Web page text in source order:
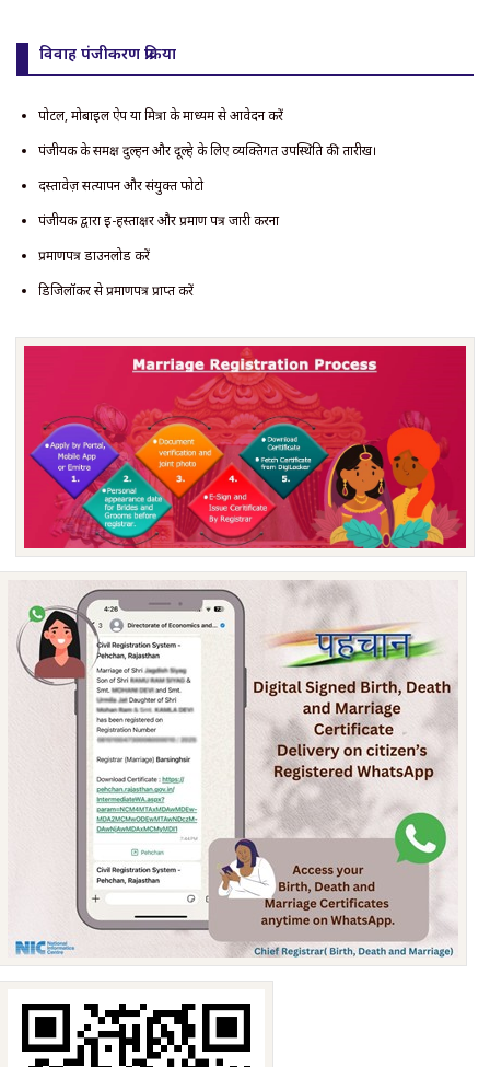
विवाह पंजीकरण प्रक्रिया
पोर्टल, मोबाइल ऐप या मित्रा के माध्यम से आवेदन करें
पंजीयक के समक्ष दुल्हन और दूल्हे के लिए व्यक्तिगत उपस्थिति की तारीख।
दस्तावेज़ सत्यापन और संयुक्त फोटो
पंजीयक द्वारा ई-हस्ताक्षर और प्रमाण पत्र जारी करना
प्रमाणपत्र डाउनलोड करें
डिजिलॉकर से प्रमाणपत्र प्राप्त करें